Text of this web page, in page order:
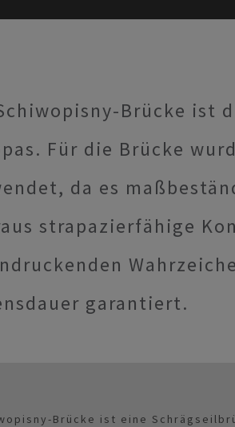
Brücke ist
Für die Brücke
da es
strapazierfähige
garantiert.
Brücke ist eine